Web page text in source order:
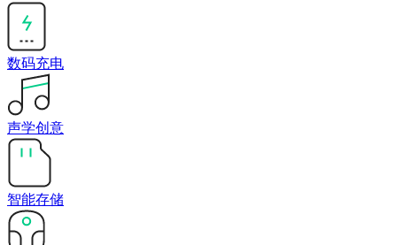
数码充电
声学创意
智能存储